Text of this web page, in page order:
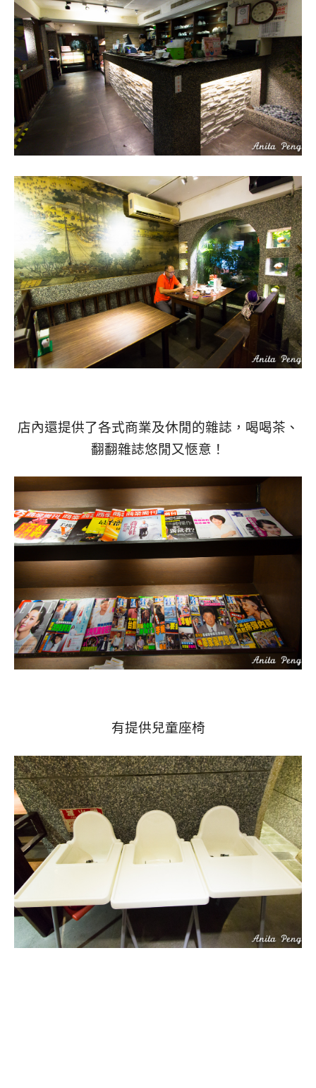
店內還提供了各式商業及休閒的雜誌，喝喝茶、
翻翻雜誌悠閒又愜意！
有提供兒童座椅